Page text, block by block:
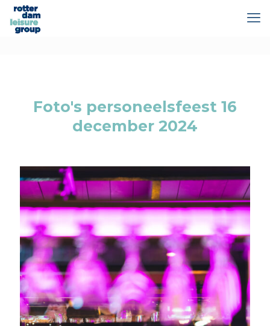
Foto's personeelsfeest 16
december 2024